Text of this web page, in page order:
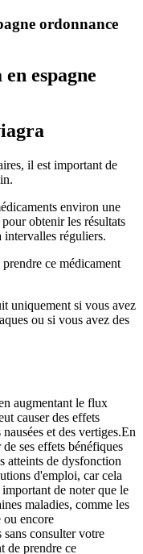
ordonnance
espagne
il est important de
environ une
obtenir les résultats
intervalles réguliers.
ce médicament
uniquement si vous avez
ou si vous avez des
augmentant le flux
causer des effets
et des vertiges.En
ses effets bénéfiques
atteints de dysfonction
d'emploi, car cela
de noter que le
maladies, comme les
ou encore
consulter votre
de prendre ce